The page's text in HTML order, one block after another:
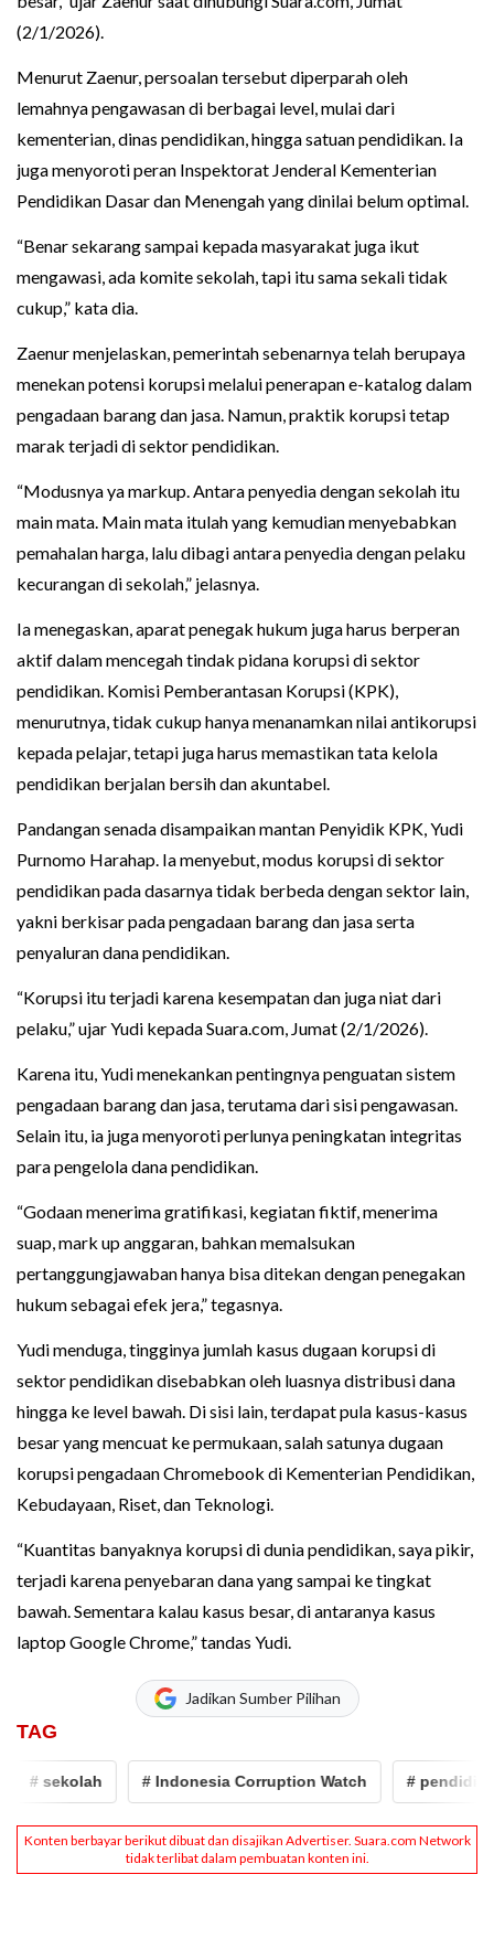
(2/1/2026).
Menurut Zaenur, persoalan tersebut diperparah oleh
lemahnya pengawasan di berbagai level, mulai dari
kementerian, dinas pendidikan, hingga satuan pendidikan. Ia
juga menyoroti peran Inspektorat Jenderal Kementerian
Pendidikan Dasar dan Menengah yang dinilai belum optimal.
“Benar sekarang sampai kepada masyarakat juga ikut
mengawasi, ada komite sekolah, tapi itu sama sekali tidak
cukup,” kata dia.
Zaenur menjelaskan, pemerintah sebenarnya telah berupaya
menekan potensi korupsi melalui penerapan e-katalog dalam
pengadaan barang dan jasa. Namun, praktik korupsi tetap
marak terjadi di sektor pendidikan.
“Modusnya ya markup. Antara penyedia dengan sekolah itu
main mata. Main mata itulah yang kemudian menyebabkan
pemahalan harga, lalu dibagi antara penyedia dengan pelaku
kecurangan di sekolah,” jelasnya.
Ia menegaskan, aparat penegak hukum juga harus berperan
aktif dalam mencegah tindak pidana korupsi di sektor
pendidikan. Komisi Pemberantasan Korupsi (KPK),
menurutnya, tidak cukup hanya menanamkan nilai antikorupsi
kepada pelajar, tetapi juga harus memastikan tata kelola
pendidikan berjalan bersih dan akuntabel.
Pandangan senada disampaikan mantan Penyidik KPK, Yudi
Purnomo Harahap. Ia menyebut, modus korupsi di sektor
pendidikan pada dasarnya tidak berbeda dengan sektor lain,
yakni berkisar pada pengadaan barang dan jasa serta
penyaluran dana pendidikan.
“Korupsi itu terjadi karena kesempatan dan juga niat dari
pelaku,” ujar Yudi kepada Suara.com, Jumat (2/1/2026).
Karena itu, Yudi menekankan pentingnya penguatan sistem
pengadaan barang dan jasa, terutama dari sisi pengawasan.
Selain itu, ia juga menyoroti perlunya peningkatan integritas
para pengelola dana pendidikan.
“Godaan menerima gratifikasi, kegiatan fiktif, menerima
suap, mark up anggaran, bahkan memalsukan
pertanggungjawaban hanya bisa ditekan dengan penegakan
hukum sebagai efek jera,” tegasnya.
Yudi menduga, tingginya jumlah kasus dugaan korupsi di
sektor pendidikan disebabkan oleh luasnya distribusi dana
hingga ke level bawah. Di sisi lain, terdapat pula kasus-kasus
besar yang mencuat ke permukaan, salah satunya dugaan
korupsi pengadaan Chromebook di Kementerian Pendidikan,
Kebudayaan, Riset, dan Teknologi.
“Kuantitas banyaknya korupsi di dunia pendidikan, saya pikir,
terjadi karena penyebaran dana yang sampai ke tingkat
bawah. Sementara kalau kasus besar, di antaranya kasus
laptop Google Chrome,” tandas Yudi.
Jadikan Sumber Pilihan
TAG
sekolah # Indonesia Corruption Watch # pendidikan